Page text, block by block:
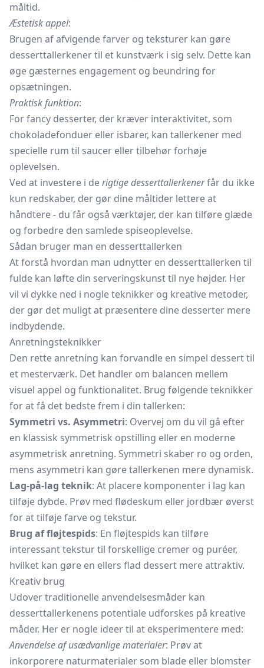
måltid.
Æstetisk appel:
Brugen af afvigende farver og teksturer kan gøre
desserttallerkener til et kunstværk i sig selv. Dette kan
øge gæsternes engagement og beundring for
opsætningen.
Praktisk funktion:
For fancy desserter, der kræver interaktivitet, som
chokoladefonduer eller isbarer, kan tallerkener med
specielle rum til saucer eller tilbehør forhøje
oplevelsen.
Ved at investere i derigtige desserttallerkenerfår du ikke
kun redskaber, der gør dine måltider lettere at
håndtere - du får også værktøjer, der kan tilføre glæde
og forbedre den samlede spiseoplevelse.
Sådan bruger man en desserttallerken
At forstå hvordan man udnytter en desserttallerken til
fulde kan løfte din serveringskunst til nye højder. Her
vil vi dykke ned i nogle teknikker og kreative metoder,
der gør det muligt at præsentere dine desserter mere
indbydende.
Anretningsteknikker
Den rette anretning kan forvandle en simpel dessert til
et mesterværk. Det handler om balancen mellem
visuel appel og funktionalitet. Brug følgende teknikker
for at få det bedste frem i din tallerken:
Symmetri vs. Asymmetri: Overvej om du vil gå efter
en klassisk symmetrisk opstilling eller en moderne
asymmetrisk anretning. Symmetri skaber ro og orden,
mens asymmetri kan gøre tallerkenen mere dynamisk.
Lag-på-lag teknik: At placere komponenter i lag kan
tilføje dybde. Prøv med flødeskum eller jordbær øverst
for at tilføje farve og tekstur.
Brug af fløjtespids: En fløjtespids kan tilføre
interessant tekstur til forskellige cremer og puréer,
hvilket kan gøre en ellers flad dessert mere attraktiv.
Kreativ brug
Udover traditionelle anvendelsesmåder kan
desserttallerkenens potentiale udforskes på kreative
måder. Her er nogle ideer til at eksperimentere med:
Anvendelse af usædvanlige materialer: Prøv at
inkorporere naturmaterialer som blade eller blomster